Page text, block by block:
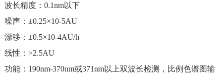
波长精度：0.1nm以下
噪声：±0.25×10-5AU
漂移：±0.5×10-4AU/h
线性：>2.5AU
功能：190nm-370nm或371nm以上双波长检测，比例色谱图输